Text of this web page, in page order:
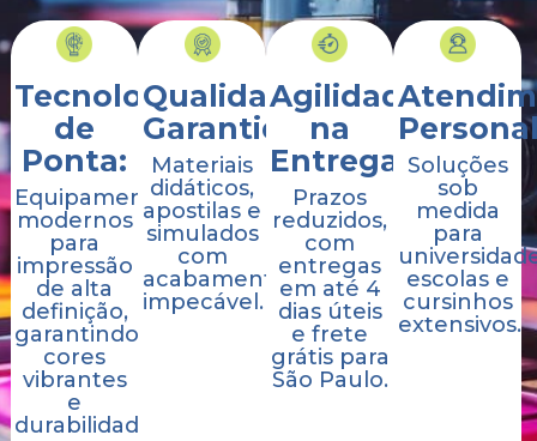
Tecnologia
de
Ponta:
Equipamentos
modernos
para
impressão
de alta
definição,
garantindo
cores
vibrantes
e
durabilidade.
Qualidade
Garantida:
Materiais
didáticos,
apostilas e
simulados
com
acabamento
impecável.
Agilidade
na
Entrega:
Prazos
reduzidos,
com
entregas
em até 4
dias úteis
e frete
grátis para
São Paulo.
Soluções
sob
medida
para
escolas e
cursinhos
extensivos.